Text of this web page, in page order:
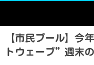
【市民プール】今
トウェーブ”週末